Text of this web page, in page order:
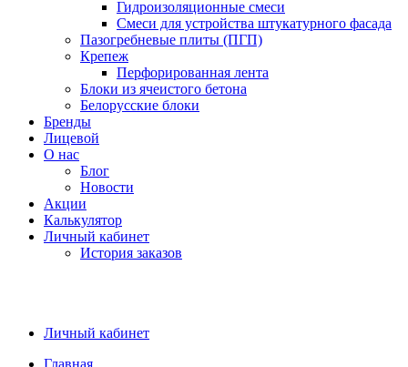
Гидроизоляционные смеси
Смеси для устройства штукатурного фасада
Пазогребневые плиты (ПГП)
Крепеж
Перфорированная лента
Блоки из ячеистого бетона
Белорусские блоки
Бренды
Лицевой
О нас
Блог
Новости
Акции
Калькулятор
Личный кабинет
История заказов
Личный кабинет
Главная